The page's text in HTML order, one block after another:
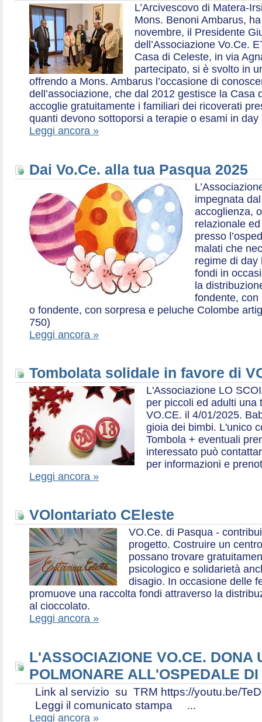
L’Arcivescovo di Matera-
Mons. Benoni Ambarus,
novembre, il Presidente
dell’Associazione Vo.Ce.
Casa di Celeste, in via
partecipato, si è svolto in
offrendo a Mons. Ambarus l’occasione di
dell’associazione, che dal 2012 gestisce la Casa
accoglie gratuitamente i familiari dei ricoverati
quanti devono sottoporsi a terapie o esami in day
Leggi ancora »
Dai Vo.Ce. alla tua Pasqua 2025
impegnata
accoglienza,
relazionale
presso
malati che
regime di day
fondi in
la
fondente, con
o fondente, con sorpresa e peluche Colombe
750)
Leggi ancora »
Tombolata solidale in favore di
L'Associazione LO
per piccoli ed adulti una
VO.CE. il 4/01/2025.
gioia dei bimbi. L'unico
Tombola + eventuali
interessato può
per informazioni e
Leggi ancora »
VOlontariato CEleste
VO.Ce. di Pasqua -
progetto. Costruire un
possano trovare
psicologico e solidarietà
disagio. In occasione delle
promuove una raccolta fondi attraverso la
al cioccolato.
Leggi ancora »
L'ASSOCIAZIONE VO.CE. DONA
POLMONARE ALL'OSPEDALE
Link al servizio su TRM https://youtu.be/
Leggi il comunicato stampa ...
Leggi ancora »